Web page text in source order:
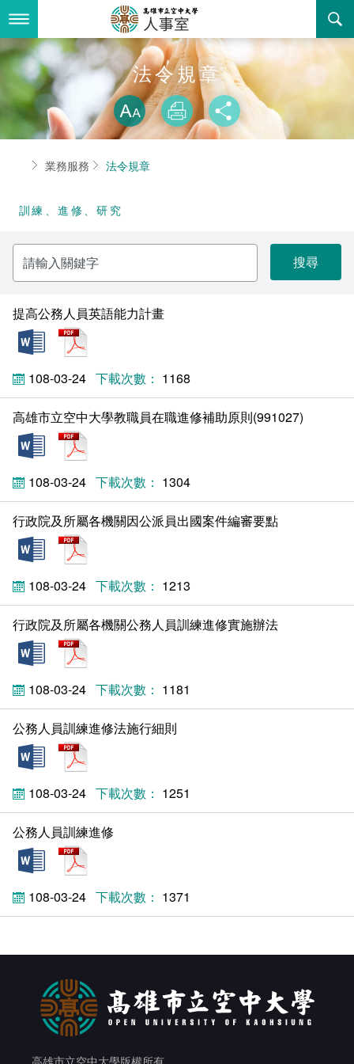
到
要
內
容
最新消息
關於我們
組織職掌
聯絡資訊
活動花絮
業務服務
法令規章
性騷擾防治專區
常見問答
書表下載
回空大首頁
法令規章
略過字型切
放大
列印 分享
首頁業務服務 法令規章
訓練、進修、研究
請
輸
入
關
字
提高公務人員英語能力計畫
doc
108-03-24 1168
高雄市立空中大學教職員在職進修補助原則(991027)
doc
108-03-24 1304
行政院及所屬各機關因公派員出國案件編審要點
doc
108-03-24 1213
行政院及所屬各機關公務人員訓練進修實施辦法
doc
108-03-24 1181
公務人員訓練進修法施行細則
doc
108-03-24 1251
公務人員訓練進修
doc
108-03-24 1371
高雄市立空中大學版權所有